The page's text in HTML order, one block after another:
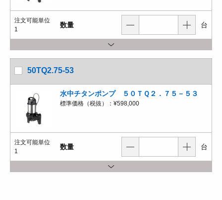
注文可能単位
1
数量 台
50TQ2.75-53
水中チタンポンプ ５０ＴＱ２．７５－５３
標準価格（税抜）： ¥598,000
注文可能単位
1
数量 台